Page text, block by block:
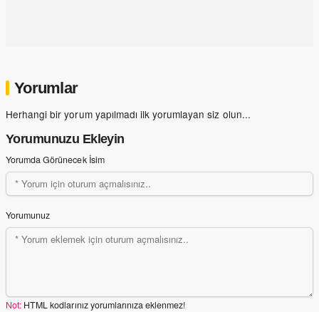
Yorumlar
Herhangi bir yorum yapılmadı ilk yorumlayan siz olun...
Yorumunuzu Ekleyin
Yorumda Görünecek İsim
Yorumunuz
Not: HTML kodlarınız yorumlarınıza eklenmez!